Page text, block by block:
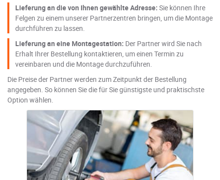
Lieferung an die von Ihnen gewählte Adresse: Sie können Ihre
Felgen zu einem unserer Partnerzentren bringen, um die Montage
durchführen zu lassen.
Lieferung an eine Montagestation: Der Partner wird Sie nach
Erhalt Ihrer Bestellung kontaktieren, um einen Termin zu
vereinbaren und die Montage durchzuführen.
Die Preise der Partner werden zum Zeitpunkt der Bestellung
angegeben. So können Sie die für Sie günstigste und praktischste
Option wählen.